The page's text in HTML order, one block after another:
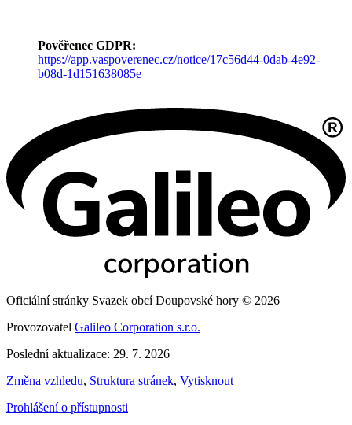
Pověřenec GDPR:
https://app.vaspoverenec.cz/notice/17c56d44-0dab-4e92-
b08d-1d151638085e
Oficiální stránky Svazek obcí Doupovské hory © 2026
Provozovatel Galileo Corporation s.r.o.
Poslední aktualizace: 29. 7. 2026
Změna vzhledu, Struktura stránek, Vytisknout
Prohlášení o přístupnosti